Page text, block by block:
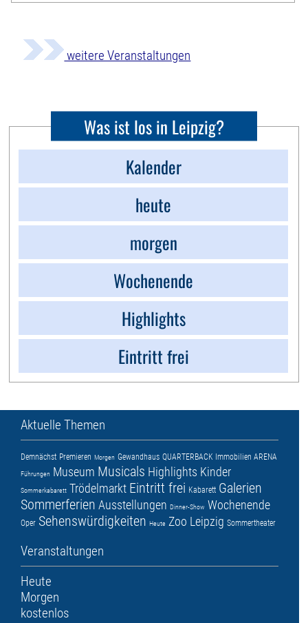
weitere Veranstaltungen
Was ist los in Leipzig?
Kalender
heute
morgen
Wochenende
Highlights
Eintritt frei
Aktuelle Themen
Demnächst Premieren Morgen Gewandhaus QUARTERBACK Immobilien ARENA
Führungen Museum Musicals Highlights Kinder
Sommerkabarett Trödelmarkt Eintritt frei Kabarett Galerien
Sommerferien Ausstellungen Dinner-Show Wochenende
Oper Sehenswürdigkeiten Heute Zoo Leipzig Sommertheater
Veranstaltungen
Heute
Morgen
kostenlos